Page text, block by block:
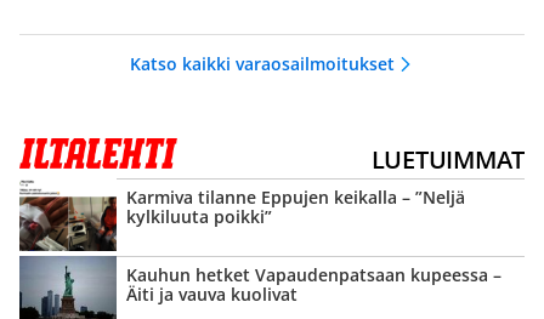
Katso kaikki varaosailmoitukset
LUETUIMMAT
Karmiva tilanne Eppujen keikalla – ”Neljä
kylkiluuta poikki”
Kauhun hetket Vapauden­patsaan kupeessa –
Äiti ja vauva kuolivat